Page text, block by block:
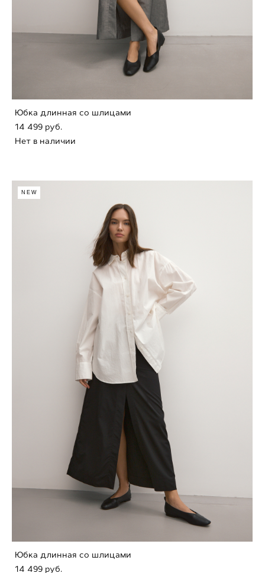
Юбка длинная со шлицами
14 499 pуб.
Нет в наличии
NEW
Юбка длинная со шлицами
14 499 pуб.